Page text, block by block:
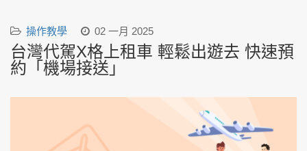
操作教學 02 一月 2025
台灣代駕X格上租車 輕鬆出遊去 快速預
約「機場接送」